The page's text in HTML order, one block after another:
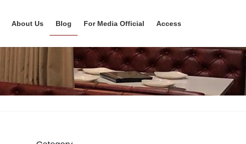
About Us Blog For Media Official Access